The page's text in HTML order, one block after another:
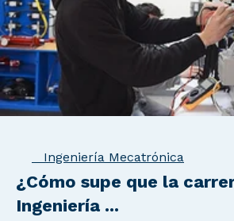
Ingeniería Mecatrónica
¿Cómo supe que la
Ingeniería ...